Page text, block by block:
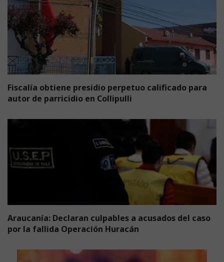
Fiscalía obtiene presidio perpetuo calificado para
autor de parricidio en Collipulli
Araucanía: Declaran culpables a acusados del caso
por la fallida Operación Huracán